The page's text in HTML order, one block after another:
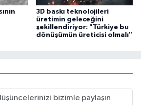
3D baskı teknolojileri
üretimin geleceğini
şekillendiriyor: "Türkiye bu
dönüşümün üreticisi olmalı"